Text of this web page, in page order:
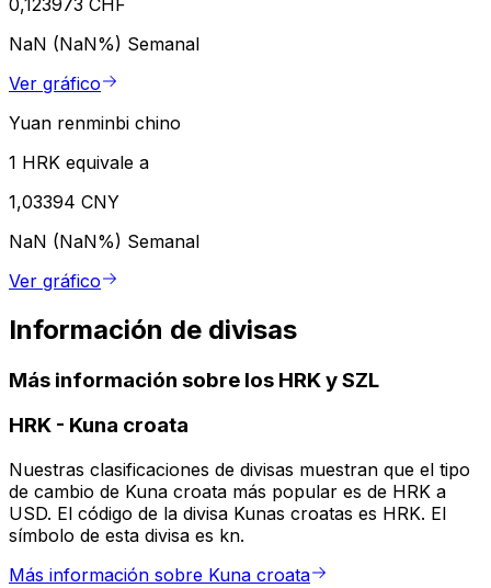
NaN (NaN%) Semanal
Ver gráfico
Yuan renminbi chino
1 HRK equivale a
1,03394 CNY
NaN (NaN%) Semanal
Ver gráfico
Información de divisas
Más información sobre los HRK y SZL
HRK - Kuna croata
Nuestras clasificaciones de divisas muestran que el tipo
de cambio de Kuna croata más popular es de HRK a
USD. El código de la divisa Kunas croatas es HRK. El
símbolo de esta divisa es kn.
Más información sobre Kuna croata